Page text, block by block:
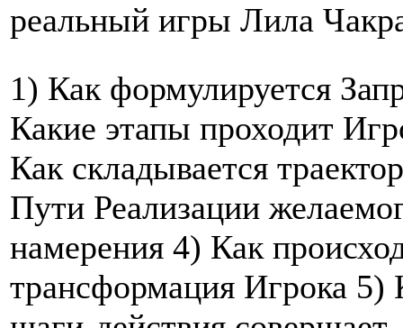
реальный игры Лила
1) Как формулируется
Какие этапы проходит
Как складывается
Пути Реализации
намерения 4) Как
трансформация Игрока 5)